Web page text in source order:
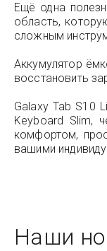
Ещё одна
область,
сложным
Аккумулятор
восстановить
Galaxy Tab S10
Keyboard Slim,
комфортом,
вашими
Наши